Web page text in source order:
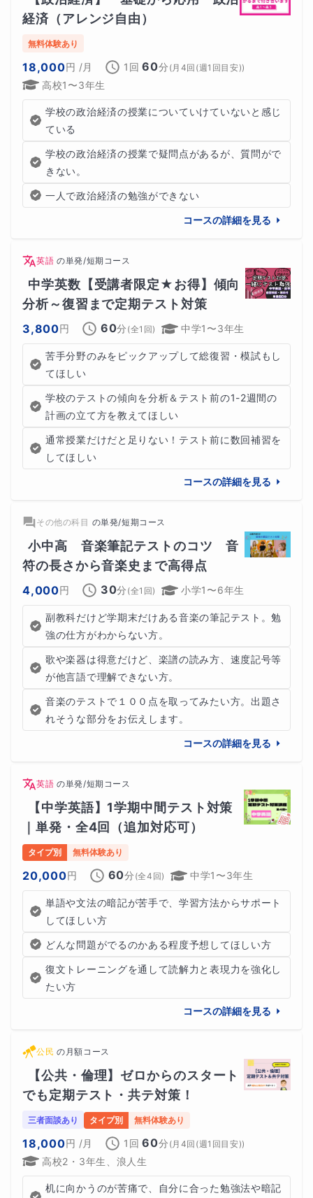
経済（アレンジ自由）
無料体験あり
18,000円 /月 1回 60分 ( 月4回(週1回目安))
高校1〜3年生
学校の政治経済の授業についていけていないと感じ
ている
学校の政治経済の授業で疑問点があるが、質問がで
きない。
一人で政治経済の勉強ができない
コースの詳細を見る
英語 の単発/短期コース
中学英数【受講者限定★お得】傾向
分析～復習まで定期テスト対策
3,800円 60分 (全1 回) 中学1〜3年生
苦手分野のみをピックアップして総復習・模試もし
てほしい
学校のテストの傾向を分析＆テスト前の1-2週間の
計画の立て方を教えてほしい
通常授業だけだと足りない！テスト前に数回補習を
してほしい
コースの詳細を見る
その他の科目 の単発/短期コース
小中高　音楽筆記テストのコツ　音
符の長さから音楽史まで高得点
4,000円 30分 (全1 回) 小学1〜6年生
副教科だけど学期末だけある音楽の筆記テスト。勉
強の仕方がわからない方。
歌や楽器は得意だけど、楽譜の読み方、速度記号等
が他言語で理解できない方。
音楽のテストで１００点を取ってみたい方。出題さ
れそうな部分をお伝えします。
コースの詳細を見る
英語 の単発/短期コース
【中学英語】1学期中間テスト対策
｜単発・全4回（追加対応可）
タイプ別 無料体験あり
20,000円 60分 (全4 回) 中学1〜3年生
単語や文法の暗記が苦手で、学習方法からサポート
してほしい方
どんな問題がでるのかある程度予想してほしい方
復文トレーニングを通して読解力と表現力を強化し
たい方
コースの詳細を見る
公民 の 月額コース
【公共・倫理】ゼロからのスタート
でも定期テスト・共テ対策！
三者面談あり タイプ別 無料体験あり
18,000円 /月 1回 60分 ( 月4回(週1回目安))
高校2・3年生、浪人生
机に向かうのが苦痛で、自分に合った勉強法や暗記